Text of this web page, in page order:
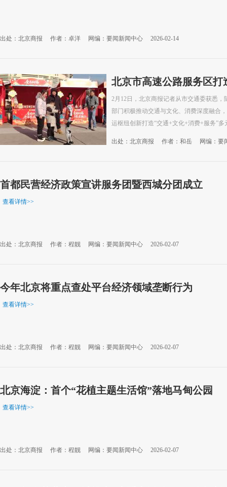
出处：北京商报 作者：卓洋 网编：要闻新闻中心 2026-02-14
北京市高速公路服务区打
2月12日，北京商报记者从市交通委获悉
部门积极推动交通与文化、消费深度融合
运枢纽创新打造“交通+文化+消费+服务”多
出处：北京商报 作者：和岳 网编：要
首都民营经济政策宣讲服务团暨西城分团成立
查看详情>>
出处：北京商报 作者：程靓 网编：要闻新闻中心 2026-02-07
今年北京将重点查处平台经济领域垄断行为
查看详情>>
出处：北京商报 作者：程靓 网编：要闻新闻中心 2026-02-07
北京海淀：首个“花植主题生活馆”落地马甸公园
查看详情>>
出处：北京商报 作者：程靓 网编：要闻新闻中心 2026-02-07